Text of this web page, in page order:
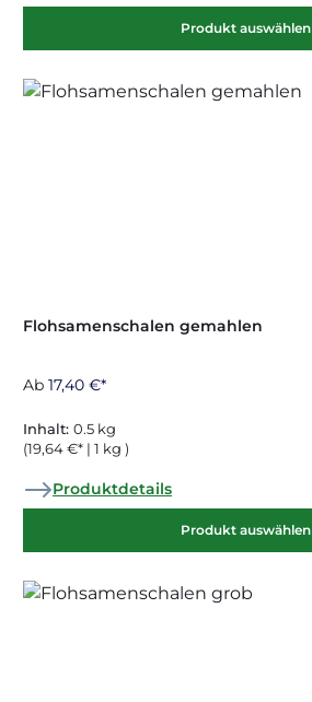
Produkt auswählen
Flohsamenschalen gemahlen
Ab 17,40 €*
Inhalt: 0.5 kg
(19,64 €* | 1 kg )
Produktdetails
Produkt auswählen